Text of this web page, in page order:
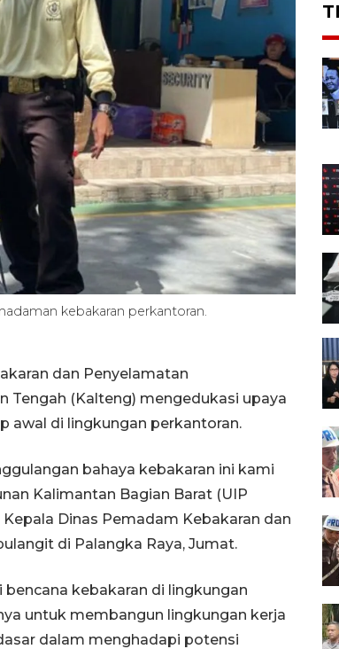
kebakaran perkantoran.
dan Penyelamatan
Tengah (Kalteng) mengedukasi upaya
awal di lingkungan perkantoran.
bahaya kebakaran ini kami
Kalimantan Bagian Barat (UIP
Dinas Pemadam Kebakaran dan
di Palangka Raya, Jumat.
kebakaran di lingkungan
untuk membangun lingkungan kerja
dalam menghadapi potensi